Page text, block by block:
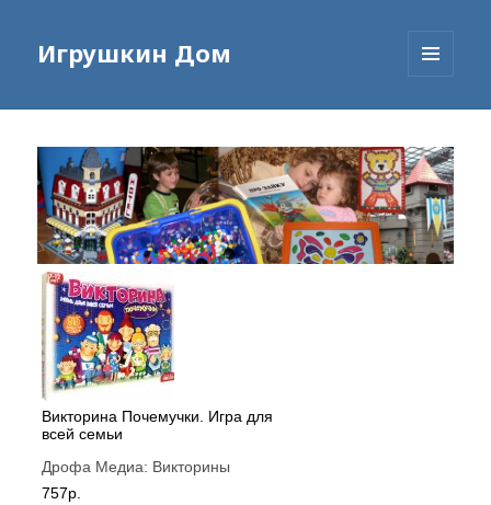
Игрушкин Дом
Викторина Почемучки. Игра для
всей семьи
Дрофа Медиа: Викторины
757р.